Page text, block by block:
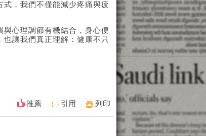
，我們不僅能減少疼痛與疲
心理調節有機結合，身心便
讓我們真正理解：健康不只
推薦 引用 列印